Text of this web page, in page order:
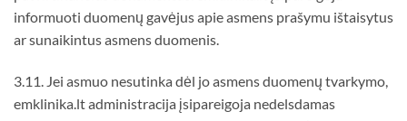
informuoti duomenų gavėjus apie asmens prašymu ištaisytus
ar sunaikintus asmens duomenis.
3.11. Jei asmuo nesutinka dėl jo asmens duomenų tvarkymo,
emklinika.lt administracija įsipareigoja nedelsdamas